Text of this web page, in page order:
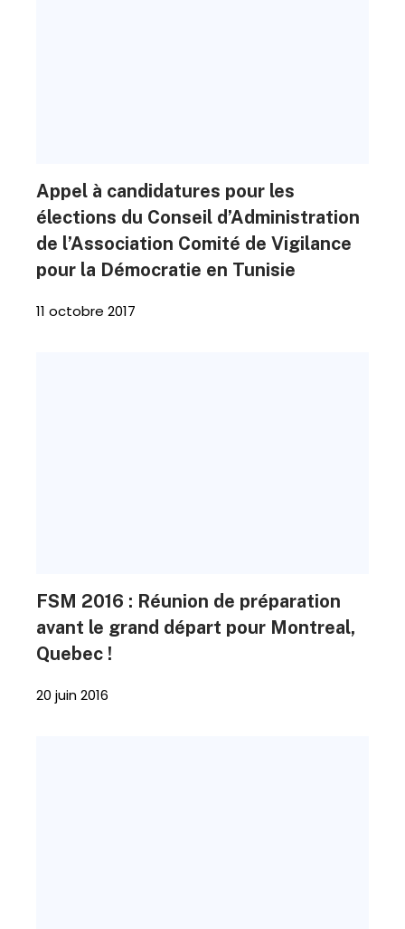
Appel à candidatures pour les
élections du Conseil d’Administration
de l’Association Comité de Vigilance
pour la Démocratie en Tunisie
11 octobre 2017
FSM 2016 : Réunion de préparation
avant le grand départ pour Montreal,
Quebec !
20 juin 2016